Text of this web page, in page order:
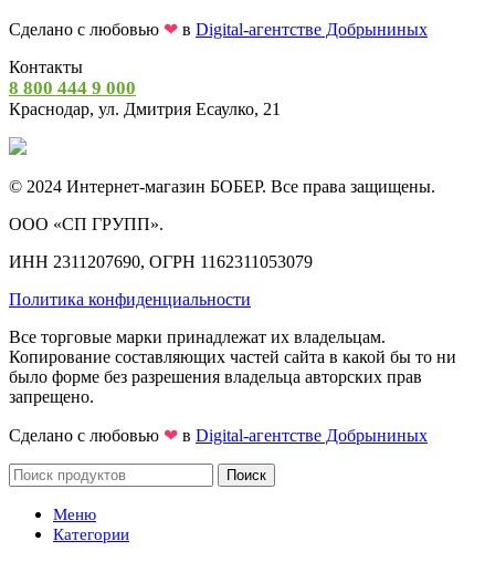
Сделано с любовью ❤ в Digital-агентстве Добрыниных
Контакты
8 800 444 9 000
Краснодар, ул. Дмитрия Есаулко, 21
© 2024 Интернет-магазин БОБЕР. Все права защищены.
ООО «СП ГРУПП».
ИНН 2311207690, ОГРН 1162311053079
Политика конфиденциальности
Все торговые марки принадлежат их владельцам.
Копирование составляющих частей сайта в какой бы то ни
было форме без разрешения владельца авторских прав
запрещено.
Сделано с любовью ❤ в Digital-агентстве Добрыниных
Поиск
Меню
Категории